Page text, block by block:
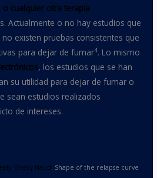
cualquier otra terapia
Actualmente o no hay estudios que
existen pruebas consistentes que
para dejar de fumar4. Lo mismo
, los estudios que se han
su utilidad para dejar de fumar o
sean estudios realizados
de intereses.
Shelly Naud. Shape of the relapse curve